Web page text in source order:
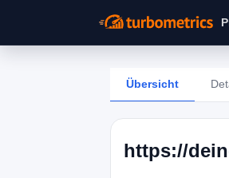
Übersicht
https://